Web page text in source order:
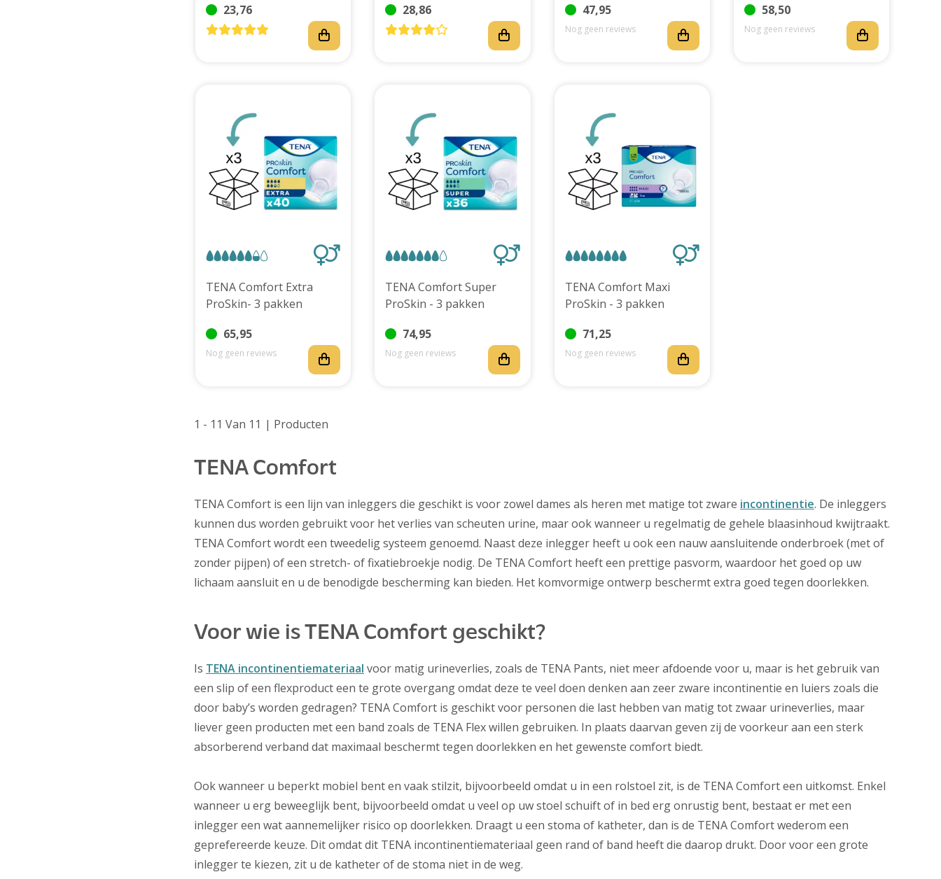
23,76
28,86
47,95
Nog geen reviews
58,50
Nog geen reviews
TENA Comfort Extra
ProSkin- 3 pakken
65,95
Nog geen reviews
TENA Comfort Super
ProSkin - 3 pakken
74,95
Nog geen reviews
TENA Comfort Maxi
ProSkin - 3 pakken
71,25
Nog geen reviews
1 - 11 Van 11 | Producten
TENA Comfort
TENA Comfort is een lijn van inleggers die geschikt is voor zowel dames als heren met matige tot zware incontinentie. De inleggers
kunnen dus worden gebruikt voor het verlies van scheuten urine, maar ook wanneer u regelmatig de gehele blaasinhoud kwijtraakt.
TENA Comfort wordt een tweedelig systeem genoemd. Naast deze inlegger heeft u ook een nauw aansluitende onderbroek (met of
zonder pijpen) of een stretch- of fixatiebroekje nodig. De TENA Comfort heeft een prettige pasvorm, waardoor het goed op uw
lichaam aansluit en u de benodigde bescherming kan bieden. Het komvormige ontwerp beschermt extra goed tegen doorlekken.
Voor wie is TENA Comfort geschikt?
Is TENA incontinentiemateriaal voor matig urineverlies, zoals de TENA Pants, niet meer afdoende voor u, maar is het gebruik van
een slip of een flexproduct een te grote overgang omdat deze te veel doen denken aan zeer zware incontinentie en luiers zoals die
door baby’s worden gedragen? TENA Comfort is geschikt voor personen die last hebben van matig tot zwaar urineverlies, maar
liever geen producten met een band zoals de TENA Flex willen gebruiken. In plaats daarvan geven zij de voorkeur aan een sterk
absorberend verband dat maximaal beschermt tegen doorlekken en het gewenste comfort biedt.
Ook wanneer u beperkt mobiel bent en vaak stilzit, bijvoorbeeld omdat u in een rolstoel zit, is de TENA Comfort een uitkomst. Enkel
wanneer u erg beweeglijk bent, bijvoorbeeld omdat u veel op uw stoel schuift of in bed erg onrustig bent, bestaat er met een
inlegger een wat aannemelijker risico op doorlekken. Draagt u een stoma of katheter, dan is de TENA Comfort wederom een
geprefereerde keuze. Dit omdat dit TENA incontinentiemateriaal geen rand of band heeft die daarop drukt. Door voor een grote
inlegger te kiezen, zit u de katheter of de stoma niet in de weg.